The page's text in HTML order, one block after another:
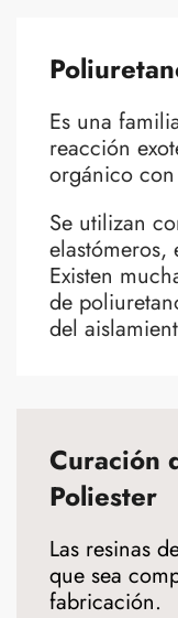
Es una
reacción
orgánico
Se utilizan
elastómeros,
Existen
de
del
Curación
Poliester
Las resinas
que sea
fabricación.